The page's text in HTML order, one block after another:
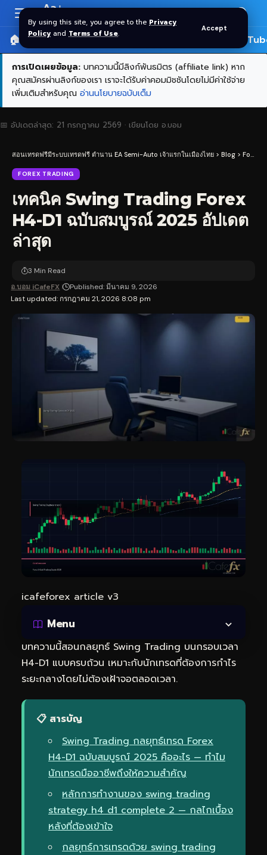
By using this site, you agree to the Privacy
Policy and Terms of Use.
Accept
Resizer
Aa
🏠 หน้าแรก ราคาทอง SPDR 🎬
การเปิดเผยข้อมูล: บทความนี้มีลิงก์พันธมิตร (affiliate link) หาก
คุณสมัครผ่านลิงก์ของเรา เราจะได้รับค่าคอมมิชชันโดยไม่มีค่าใช้จ่าย
เพิ่มเติมสำหรับคุณ อ่านนโยบายฉบับเต็ม
📅 อัปเดตล่าสุด: 21 กรกฎาคม 2569 · เขียนโดย อ.บอม
สอนเทรดฟรีมีระบบเทรดฟรี ตำนาน EA Semi-Auto เจ้าแรกในเมืองไทย > Blog > Forex Trading
FOREX TRADING
เทคนิค Swing Trading Forex
H4-D1 ฉบับสมบูรณ์ 2025 อัปเดต
ล่าสุด
Last updated: กรกฎาคม 21, 2026 8:08 pm
อ.บอม iCafeFX Published: มีนาคม 9, 2026
3 Min Read
icafeforex article v3
Menu
บทความนี้สอนกลยุทธ์ Swing Trading บนกรอบเวลา
H4-D1 แบบครบถ้วน เหมาะกับนักเทรดที่ต้องการกำไร
ระยะกลางโดยไม่ต้องเฝ้าจอตลอดเวลา.
📋 สารบัญ
Swing Trading กลยุทธ์เทรด Forex
H4-D1 ฉบับสมบูรณ์ 2025 คืออะไร — ทำไม
นักเทรดมืออาชีพถึงให้ความสำคัญ
หลักการทำงานของ swing trading
strategy h4 d1 complete 2 — กลไกเบื้อง
หลังที่ต้องเข้าใจ
กลยุทธ์การเทรดด้วย swing trading